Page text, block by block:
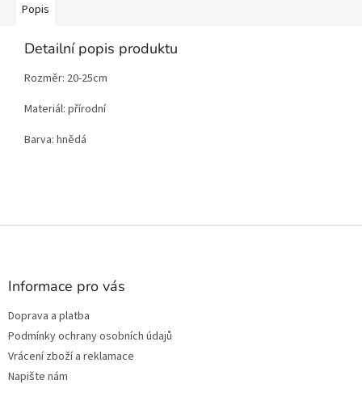
Popis
Detailní popis produktu
Rozměr: 20-25cm
Materiál: přírodní
Barva: hnědá
Z
Informace pro vás
Doprava a platba
Podmínky ochrany osobních údajů
Vrácení zboží a reklamace
Napište nám